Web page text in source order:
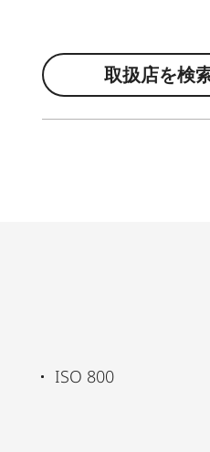
取扱店を検
ISO 800